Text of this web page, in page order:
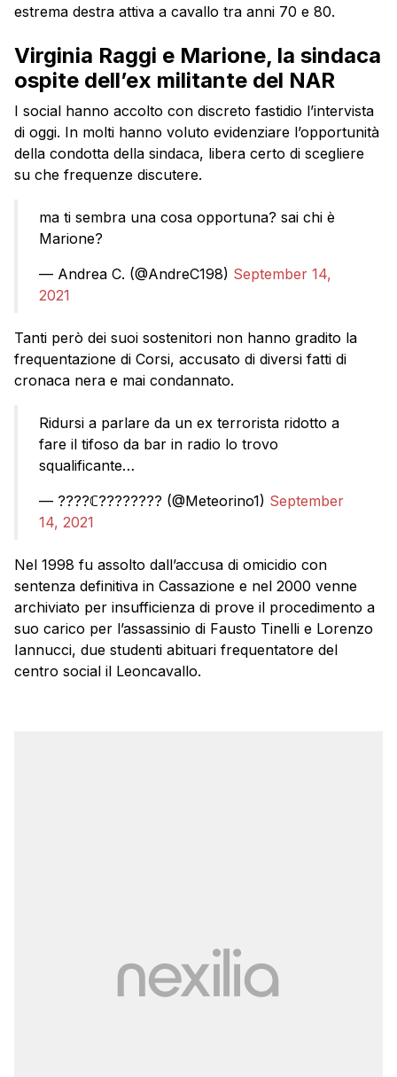
estrema destra attiva a cavallo tra anni 70 e 80.
Virginia Raggi e Marione, la sindaca
ospite dell’ex militante del NAR
I social hanno accolto con discreto fastidio l’intervista
di oggi. In molti hanno voluto evidenziare l’opportunità
della condotta della sindaca, libera certo di scegliere
su che frequenze discutere.
ma ti sembra una cosa opportuna? sai chi è
Marione?
— Andrea C. (@AndreC198) September 14,
2021
Tanti però dei suoi sostenitori non hanno gradito la
frequentazione di Corsi, accusato di diversi fatti di
cronaca nera e mai condannato.
Ridursi a parlare da un ex terrorista ridotto a
fare il tifoso da bar in radio lo trovo
squalificante…
— ????ℂ???????? (@Meteorino1) September
14, 2021
Nel 1998 fu assolto dall’accusa di omicidio con
sentenza definitiva in Cassazione e nel 2000 venne
archiviato per insufficienza di prove il procedimento a
suo carico per l’assassinio di Fausto Tinelli e Lorenzo
Iannucci, due studenti abituari frequentatore del
centro social il Leoncavallo.